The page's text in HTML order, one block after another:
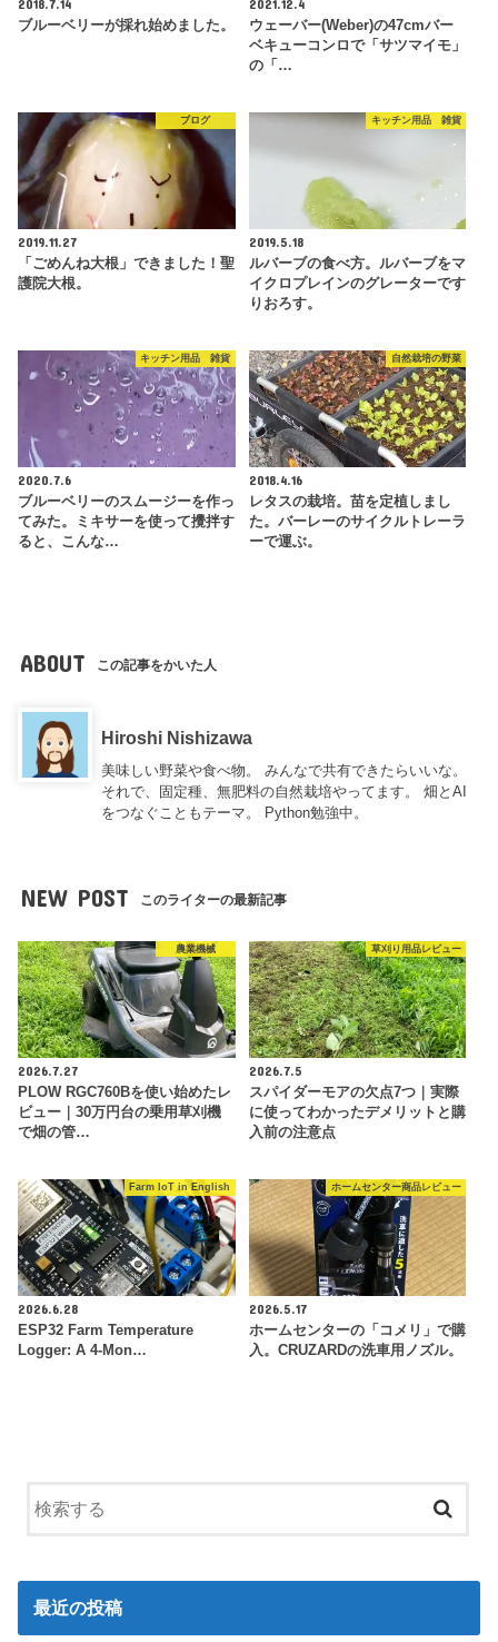
ブルーベリーが採れ始めました。
ウェーバー(Weber)の47cmバー
ベキューコンロで「サツマイモ」
の「…
ブログ
2019.11.27
「ごめんね大根」できました！聖
護院大根。
キッチン用品 雑貨
2019.5.18
ルバーブの食べ方。ルバーブをマ
イクロプレインのグレーターです
りおろす。
キッチン用品 雑貨
2020.7.6
ブルーベリーのスムージーを作っ
てみた。ミキサーを使って攪拌す
ると、こんな…
自然栽培の野菜
2018.4.16
レタスの栽培。苗を定植しまし
た。バーレーのサイクルトレーラ
ーで運ぶ。
ABOUT この記事をかいた人
Hiroshi Nishizawa
美味しい野菜や食べ物。 みんなで共有できたらいいな。
それで、固定種、無肥料の自然栽培やってます。 畑とAI
をつなぐこともテーマ。 Python勉強中。
NEW POST このライターの最新記事
農業機械
2026.7.27
PLOW RGC760Bを使い始めたレ
ビュー｜30万円台の乗用草刈機
で畑の管…
草刈り用品レビュー
2026.7.5
スパイダーモアの欠点7つ｜実際
に使ってわかったデメリットと購
入前の注意点
Farm IoT in English
2026.6.28
ESP32 Farm Temperature
Logger: A 4-Mon…
ホームセンター商品レビュー
2026.5.17
ホームセンターの「コメリ」で購
入。CRUZARDの洗車用ノズル。
最近の投稿